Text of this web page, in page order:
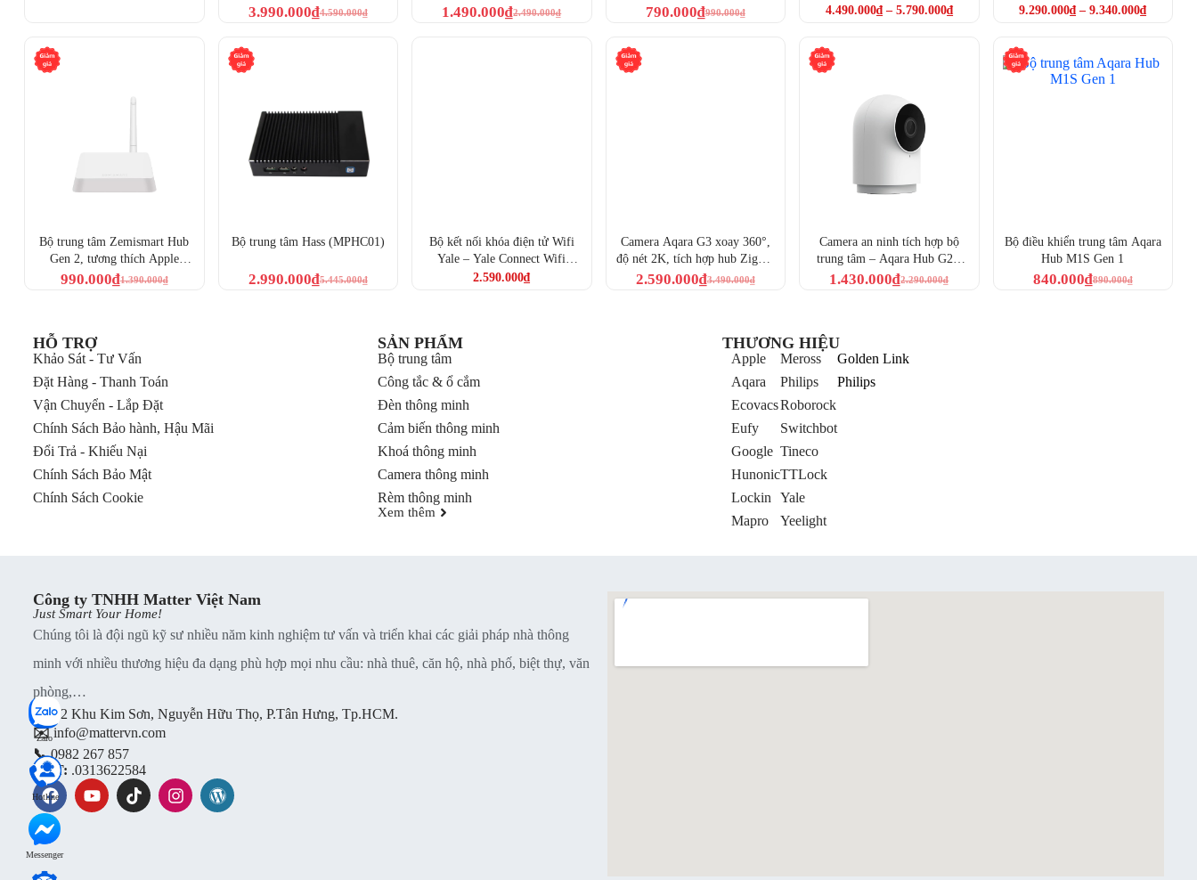
, kết nối ổn định vớitốc độ phản hồi nhanh, không bị ảnh hưởng bởi tình trạng nghẽn mạng
Hỗ trợ tối đa 128 thiết bị con Aqara
4.590.000₫
3.990.000₫ 2.490.000₫
1.490.000₫ 990.000₫
790.000₫
G5 Pro (CH-C03D)
4.490.000₫ – 5.790.000₫
MagicPad S1 Plus (MP-K01D)
9.290.000₫ – 9.340.000₫
Bộ trung tâm Zemismart Hub
Gen 2, tương thích Apple
HomeKit – ZMHK-01(Gen 2)
1.390.000₫
990.000₫
Bộ trung tâm Hass (MPHC01)
5.445.000₫
2.990.000₫
Bộ kết nối khóa điện tử Wifi
Yale – Yale Connect Wifi
Bridge
2.590.000₫
Camera Aqara G3 xoay 360°,
độ nét 2K, tích hợp hub Zigbee
– Camera Aqara G3 Indoor 2K
3.490.000₫
2.590.000₫
Camera an ninh tích hợp bộ
trung tâm – Aqara Hub G2H
Pro (CH-C01)2.290.000₫
1.430.000₫
Bộ điều khiển trung tâm Aqara
Hub M1S Gen 1
890.000₫
840.000₫
Zalo
Hotline
Messenger
HỖ TRỢ
Khảo Sát - Tư Vấn
Đặt Hàng - Thanh Toán
Vận Chuyển - Lắp Đặt
Chính Sách Bảo hành, Hậu Mãi
Đổi Trả - Khiếu Nại
Chính Sách Bảo Mật
Chính Sách Cookie
SẢN PHẨM
Bộ trung tâm
Công tắc & ổ cắm
Đèn thông minh
Cảm biến thông minh
Khoá thông minh
Camera thông minh
Rèm thông minh
Xem thêm
THƯƠNG HIỆU
Apple
Aqara
Ecovacs
Eufy
Google
Hunonic
Lockin
Mapro
Meross
Philips
Roborock
Switchbot
Tineco
TTLock
Yale
Yeelight
Golden Link
Philips
Công ty TNHH Matter Việt Nam
Just Smart Your Home!
Chúng tôi là đội ngũ kỹ sư nhiều năm kinh nghiệm tư vấn và triển khai các giải pháp nhà thông
minh với nhiều thương hiệu đa dạng phù hợp mọi nhu cầu: nhà thuê, căn hộ, nhà phố, biệt thự, văn
phòng,…
📍B2 Khu Kim Sơn, Nguyễn Hữu Thọ, P.Tân Hưng, Tp.HCM.
✉️ info@mattervn.com
📞0982 267 857
MST: .0313622584